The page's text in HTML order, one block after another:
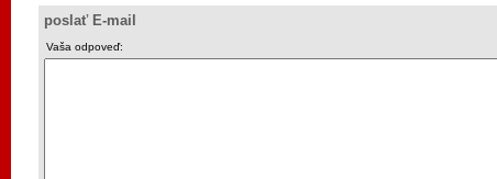
poslať E-mail
Vaša odpoveď: